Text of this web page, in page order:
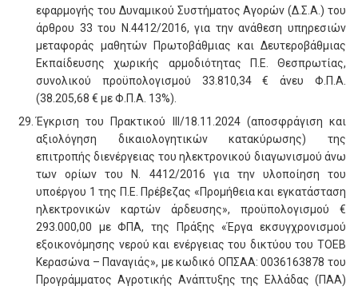
εφαρμογής του Δυναμικού Συστήματος Αγορών (Δ.Σ.Α.) του
άρθρου 33 του Ν.4412/2016, για την ανάθεση υπηρεσιών
μεταφοράς μαθητών Πρωτοβάθμιας και Δευτεροβάθμιας
Εκπαίδευσης χωρικής αρμοδιότητας Π.Ε. Θεσπρωτίας,
συνολικού προϋπολογισμού 33.810,34 € άνευ Φ.Π.Α.
(38.205,68 € με Φ.Π.Α. 13%).
Έγκριση του Πρακτικού III/18.11.2024 (αποσφράγιση και
αξιολόγηση δικαιολογητικών κατακύρωσης) της
επιτροπής διενέργειας του ηλεκτρονικού διαγωνισμού άνω
των ορίων του Ν. 4412/2016 για την υλοποίηση του
υποέργου 1 της Π.Ε. Πρέβεζας «Προμήθεια και εγκατάσταση
ηλεκτρονικών καρτών άρδευσης», προϋπολογισμού €
293.000,00 με ΦΠΑ, της Πράξης «Έργα εκσυγχρονισμού
εξοικονόμησης νερού και ενέργειας του δικτύου του ΤΟΕΒ
Κερασώνα – Παναγιάς», με κωδικό ΟΠΣΑΑ: 0036163878 του
Προγράμματος Αγροτικής Ανάπτυξης της Ελλάδας (ΠΑΑ)